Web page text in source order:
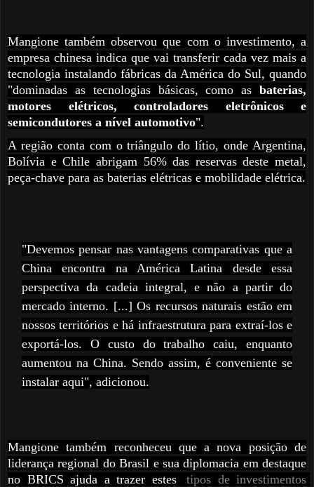
Mangione também observou que com o investimento, a
empresa chinesa indica que vai transferir cada vez mais a
tecnologia instalando fábricas da América do Sul, quando
"dominadas as tecnologias básicas, como as baterias,
motores elétricos, controladores eletrônicos e
semicondutores a nível automotivo".
A região conta com o triângulo do lítio, onde Argentina,
Bolívia e Chile abrigam 56% das reservas deste metal,
peça-chave para as baterias elétricas e mobilidade elétrica.
"Devemos pensar nas vantagens comparativas que a
China encontra na América Latina desde essa
perspectiva da cadeia integral, e não a partir do
mercado interno. [...] Os recursos naturais estão em
nossos territórios e há infraestrutura para extraí-los e
exportá-los. O custo do trabalho caiu, enquanto
aumentou na China. Sendo assim, é conveniente se
instalar aqui", adicionou.
Mangione também reconheceu que a nova posição de
liderança regional do Brasil e sua diplomacia em destaque
no BRICS ajuda a trazer estes
tipos de investimentos